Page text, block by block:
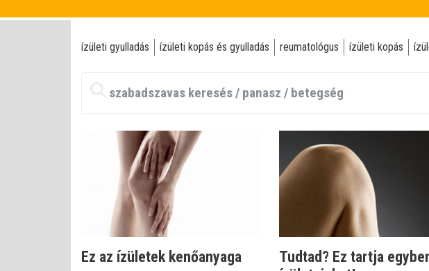
ízületi gyulladás ízületi kopás és gyulladás reumatológus ízületi kopás
Ez az ízületek kenőanyaga
Tudtad? Ez tartja